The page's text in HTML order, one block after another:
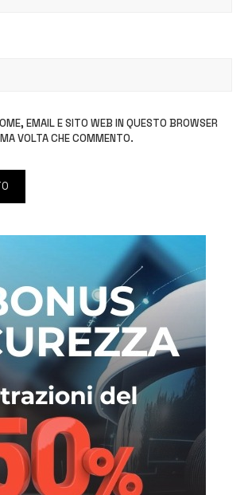
EMAIL E SITO WEB IN QUESTO BROWSER
VOLTA CHE COMMENTO.